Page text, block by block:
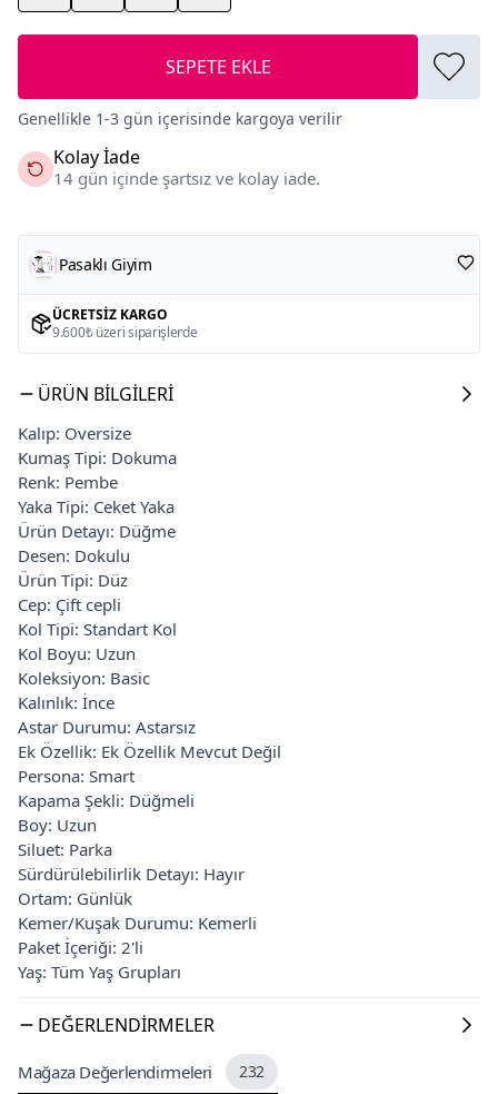
SEPETE EKLE
Genellikle 1-3 gün içerisinde kargoya verilir
Kolay İade
14 gün içinde şartsız ve kolay iade.
Pasaklı Giyim
ÜCRETSIZ KARGO
9.600₺ üzeri siparişlerde
ÜRÜN BILGILERI
Kalıp: Oversize
Kumaş Tipi: Dokuma
Renk: Pembe
Yaka Tipi: Ceket Yaka
Ürün Detayı: Düğme
Desen: Dokulu
Ürün Tipi: Düz
Cep: Çift cepli
Kol Tipi: Standart Kol
Kol Boyu: Uzun
Koleksiyon: Basic
Kalınlık: İnce
Astar Durumu: Astarsız
Ek Özellik: Ek Özellik Mevcut Değil
Persona: Smart
Kapama Şekli: Düğmeli
Boy: Uzun
Siluet: Parka
Sürdürülebilirlik Detayı: Hayır
Ortam: Günlük
Kemer/Kuşak Durumu: Kemerli
Paket İçeriği: 2'li
Yaş: Tüm Yaş Grupları
DEĞERLENDIRMELER
Mağaza Değerlendirmeleri 232